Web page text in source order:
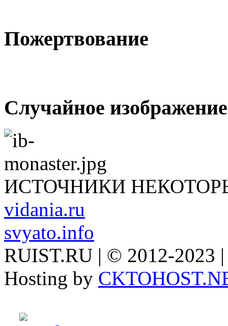
Пожертвование
Случайное изображение
ИСТОЧНИКИ
vidania.ru
svyato.info
RUIST.RU | © 2012-2023
Hosting by